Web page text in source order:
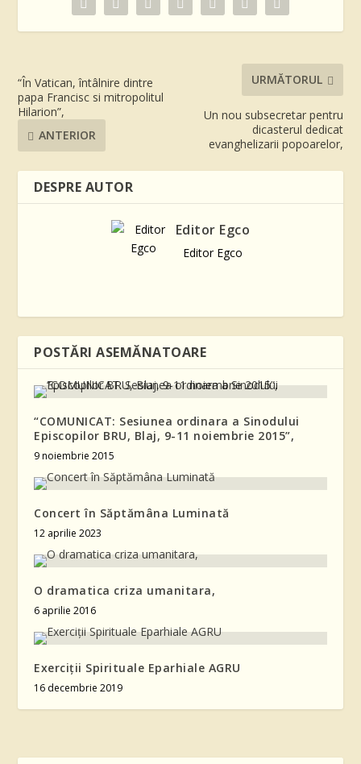
“În Vatican, întâlnire dintre
papa Francisc si mitropolitul
Hilarion”,
ANTERIOR
URMĂTORUL
Un nou subsecretar pentru
dicasterul dedicat
evanghelizarii popoarelor,
DESPRE AUTOR
Editor Egco
Editor Egco
POSTĂRI ASEMĂNATOARE
“COMUNICAT: Sesiunea ordinara a Sinodului
Episcopilor BRU, Blaj, 9-11 noiembrie 2015”,
9 noiembrie 2015
Concert în Săptămâna Luminată
12 aprilie 2023
O dramatica criza umanitara,
6 aprilie 2016
Exerciții Spirituale Eparhiale AGRU
16 decembrie 2019